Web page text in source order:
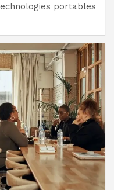
portables